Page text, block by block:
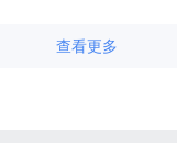
查看更多